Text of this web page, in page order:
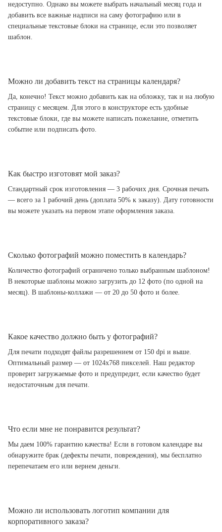
недоступно. Однако вы можете выбрать начальный месяц года и
добавить все важные надписи на саму фотографию или в
специальные текстовые блоки на странице, если это позволяет
шаблон.
Можно ли добавить текст на страницы календаря?
Да, конечно! Текст можно добавить как на обложку, так и на любую
страницу с месяцем. Для этого в конструкторе есть удобные
текстовые блоки, где вы можете написать пожелание, отметить
событие или подписать фото.
Как быстро изготовят мой заказ?
Стандартный срок изготовления — 3 рабочих дня. Срочная печать
— всего за 1 рабочий день (доплата 50% к заказу). Дату готовности
вы можете указать на первом этапе оформления заказа.
Сколько фотографий можно поместить в календарь?
Количество фотографий ограничено только выбранным шаблоном!
В некоторые шаблоны можно загрузить до 12 фото (по одной на
месяц). В шаблоны-коллажи — от 20 до 50 фото и более.
Какое качество должно быть у фотографий?
Для печати подходят файлы разрешением от 150 dpi и выше.
Оптимальный размер — от 1024x768 пикселей. Наш редактор
проверит загружаемые фото и предупредит, если качество будет
недостаточным для печати.
Что если мне не понравится результат?
Мы даем 100% гарантию качества! Если в готовом календаре вы
обнаружите брак (дефекты печати, повреждения), мы бесплатно
перепечатаем его или вернем деньги.
Можно ли использовать логотип компании для
корпоративного заказа?